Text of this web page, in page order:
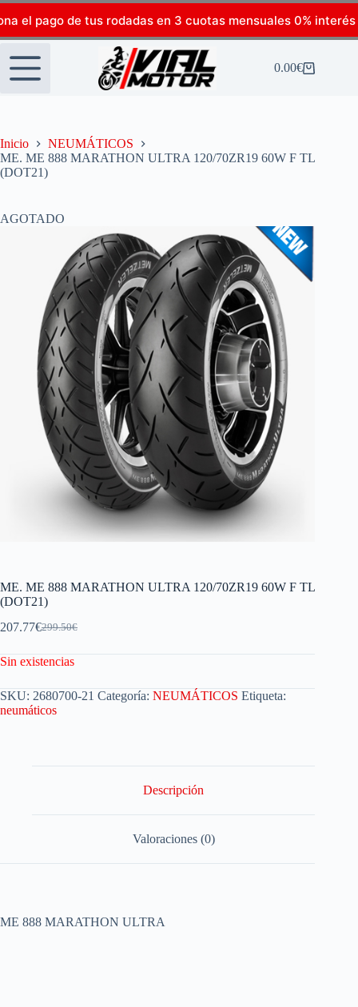
el pago de tus rodadas en 3 cuotas mensuales 0% interés
0.00€
Inicio
NEUMÁTICOS
ME. ME 888 MARATHON ULTRA 120/70ZR19 60W F TL
(DOT21)
AGOTADO
ME. ME 888 MARATHON ULTRA 120/70ZR19 60W F TL
(DOT21)
299.50€
207.77€
Sin existencias
SKU: 2680700-21 Categoría: NEUMÁTICOS Etiqueta:
neumáticos
Descripción
Valoraciones (0)
ME 888 MARATHON ULTRA